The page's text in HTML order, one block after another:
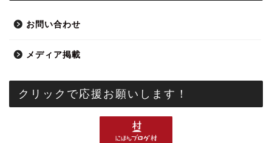
お問い合わせ
メディア掲載
クリックで応援お願いします！